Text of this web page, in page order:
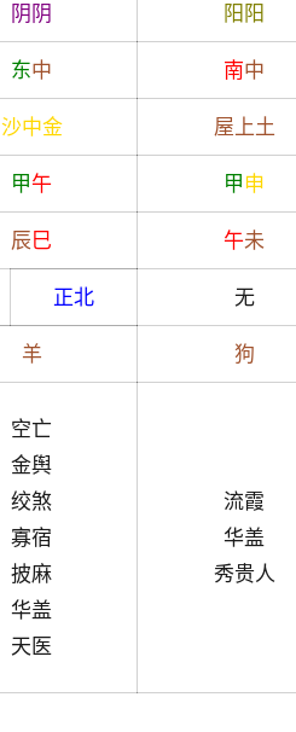
阴 阴 阳 阳
东中 南中
沙中金 屋上土
甲午 甲申
辰巳 午未
正北 无
羊 狗
空亡
金舆
绞煞
寡宿
披麻
华盖
天医
流霞
华盖
秀贵人